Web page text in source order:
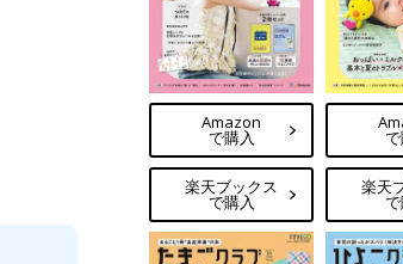
Amazon
で購入
楽天ブックス
で購入
楽天